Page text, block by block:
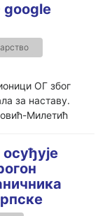
ОГ због
за наставу.
Милетић